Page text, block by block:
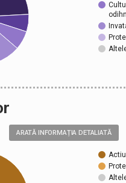
ARATĂ INFORMAȚIA DETALIATĂ